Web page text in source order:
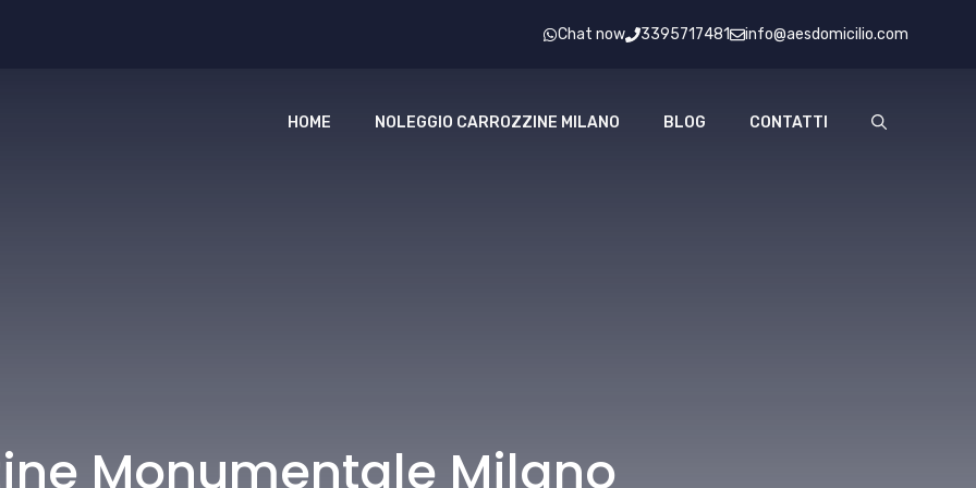
Chat now 3395717481 info@aesdomicilio.com
HOME NOLEGGIO CARROZZINE MILANO BLOG CONTATTI
Monumentale Milano